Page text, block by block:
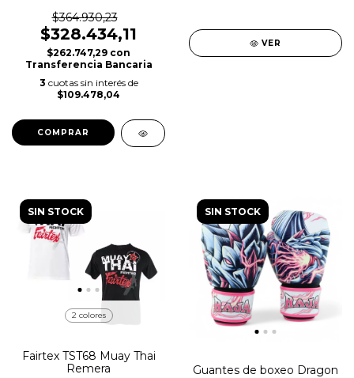
$364.930,23
$328.434,11
$262.747,29 con
Transferencia Bancaria
3 cuotas sin interés de
$109.478,04
COMPRAR
VER
SIN STOCK
2 colores
Fairtex TST68 Muay Thai
Remera
SIN STOCK
Guantes de boxeo Dragon